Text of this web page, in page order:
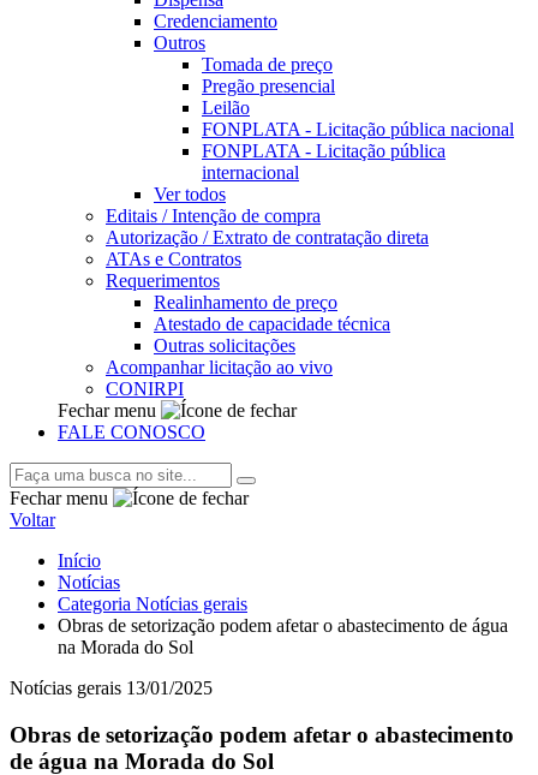
Credenciamento
Outros
Tomada de preço
Pregão presencial
Leilão
FONPLATA - Licitação pública nacional
FONPLATA - Licitação pública
internacional
Ver todos
Editais / Intenção de compra
Autorização / Extrato de contratação direta
ATAs e Contratos
Requerimentos
Realinhamento de preço
Atestado de capacidade técnica
Outras solicitações
Acompanhar licitação ao vivo
CONIRPI
Fechar menu
FALE CONOSCO
Fechar menu
Voltar
Início
Notícias
Categoria Notícias gerais
Obras de setorização podem afetar o abastecimento de água
na Morada do Sol
Notícias gerais 13/01/2025
Obras de setorização podem afetar o abastecimento
de água na Morada do Sol